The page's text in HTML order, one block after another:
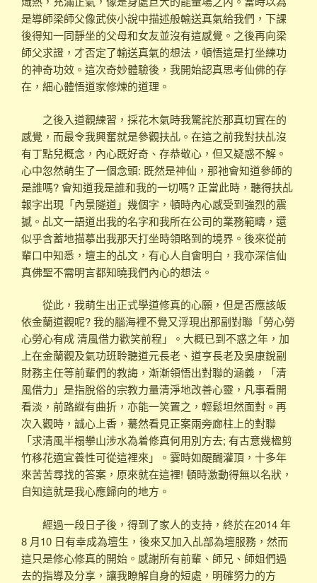
是導師梁師父像武俠小說中描述般輸送真氣給我們，下課
後得知一同靜坐的父母和女友並沒有這感覺。之後再向梁
師父求證，才否定了輸送真氣的想法，頓悟這是打坐練功
的神奇功效。這次奇妙體驗後，我開始認真思考仙佛的存
在，細心體悟道家修煉的道理。
之後入道觀練習，採花木氣時我驚詫於那真切實在的
感覺，而最令我興奮就是參觀扶乩。在這之前我對扶乩沒
有丁點兒概念，內心既好奇、存恭敬心，但又疑惑不解。
心中忽然萌生了一個念頭: 既然是神仙，那祂會知道參師的
是誰嗎? 會知道我是誰和我的一切嗎? 正當此時，聽得扶乩
報字出現「內景隧道」幾個字，頓時內心感受到強烈的震
撼。乩文一語道出我的名字和我所在公司的業務範疇，還
似乎含蓄地描摹出我那天打坐時領略到的境界。後來從前
輩口中知悉，壇主的乩文，有心人自會明白，我亦深信仙
真佛聖不需明言都知曉我們內心的想法。
從此，我萌生出正式學道修真的心願，但是否應該皈
依金蘭道觀呢? 我的腦海裡不覺又浮現出那副對聯「勞心勞
心勞心有成 清風借力歡笑前程」。大概已到不惑之年，加
上在金蘭觀及氣功班聆聽道元長老、道亨長老及吳康銳副
財務主任等前輩們的教誨，漸漸領悟出對聯的涵義，「清
風借力」是指脫俗的宗教力量清淨地改善心靈，凡事看開
看淡，前路縱有曲折，亦能一笑置之，輕鬆坦然面對。再
次入觀時，誠心上香，驀然看見正案兩旁廊柱上的對聯
「求清風半榻攀山涉水為着修真何用別方去; 有古意幾楹剪
竹移花適宜養性可從這裡來」。霎時如醍醐灌頂，十多年
來苦苦尋找的答案，原來就在這裡! 頓時激動得無以名狀，
自知這就是我心應歸向的地方。
經過一段日子後，得到了家人的支持，終於在2014 年
8 月10 日有幸成為壇生，後來又加入乩部為壇服務，然而
這只是修心修真的開始。感謝所有前輩、師兄、師姐們過
去的指導及分享，讓我瞭解自身的短處，明確努力的方